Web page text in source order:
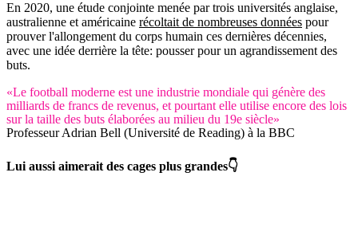
En 2020, une étude conjointe menée par trois universités anglaise,
australienne et américaine récoltait de nombreuses données pour
prouver l'allongement du corps humain ces dernières décennies,
avec une idée derrière la tête: pousser pour un agrandissement des
buts.
«Le football moderne est une industrie mondiale qui génère des
milliards de francs de revenus, et pourtant elle utilise encore des lois
sur la taille des buts élaborées au milieu du 19e siècle»
Professeur Adrian Bell (Université de Reading) à la BBC
Lui aussi aimerait des cages plus grandes👇